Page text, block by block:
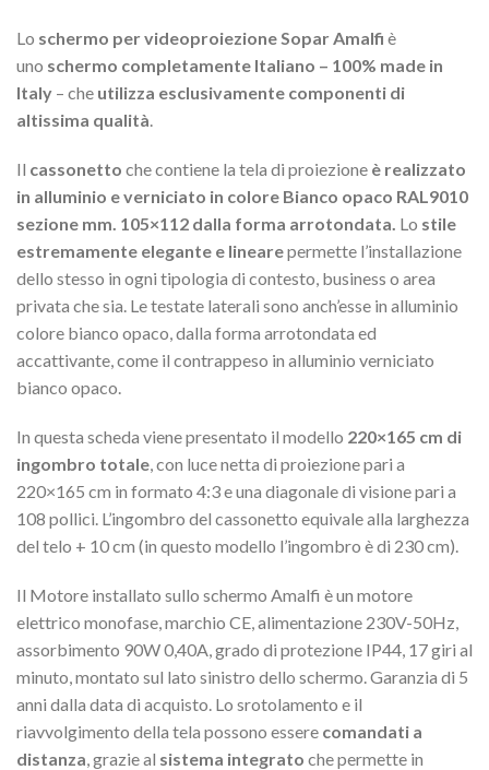
Lo schermo per videoproiezione Sopar Amalfi è
uno schermo completamente Italiano – 100% made in
Italy – che utilizza esclusivamente componenti di
altissima qualità
Il cassonetto che contiene la tela di proiezione è realizzato
in alluminio e verniciato in colore Bianco opaco RAL9010
sezione mm. 105×112 dalla forma arrotondata. Lo stile
estremamente elegante e linearepermette l’installazione
dello stesso in ogni tipologia di contesto, business o area
privata che sia. Le testate laterali sono anch’esse in alluminio
colore bianco opaco, dalla forma arrotondata ed
accattivante, come il contrappeso in alluminio verniciato
bianco opaco.
In questa scheda viene presentato il modello 220×165 cm di
ingombro totale , con luce netta di proiezione pari a
220×165 cm in formato 4:3 e una diagonale di visione pari a
108 pollici. L’ingombro del cassonetto equivale alla larghezza
del telo + 10 cm (in questo modello l’ingombro è di 230 cm).
Il Motore installato sullo schermo Amalfi è un motore
elettrico monofase, marchio CE, alimentazione 230V-50Hz,
assorbimento 90W 0,40A, grado di protezione IP44, 17 giri al
minuto, montato sul lato sinistro dello schermo. Garanzia di 5
anni dalla data di acquisto. Lo srotolamento e il
riavvolgimento della tela possono essere comandati a
distanza , grazie al sistema integrato che permette in